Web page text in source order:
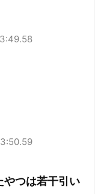
やつは若干引い